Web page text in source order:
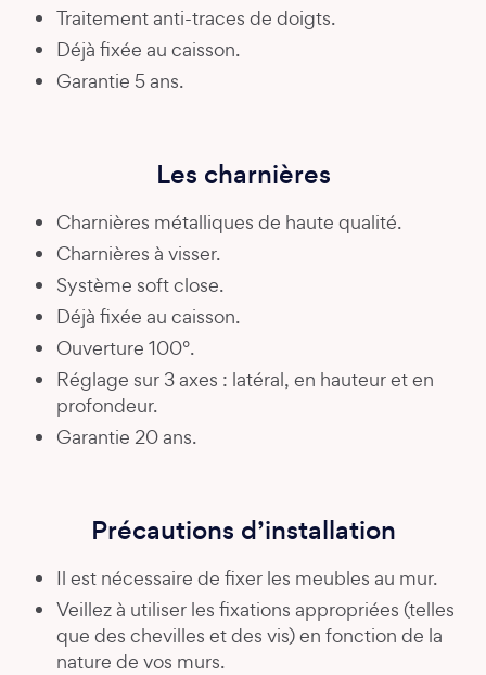
Traitement anti-traces de doigts.
Déjà fixée au caisson.
Garantie 5 ans.
Les charnières
Charnières métalliques de haute qualité.
Charnières à visser.
Système soft close.
Déjà fixée au caisson.
Ouverture 100°.
Réglage sur 3 axes : latéral, en hauteur et en
profondeur.
Garantie 20 ans.
Précautions d’installation
Il est nécessaire de fixer les meubles au mur.
Veillez à utiliser les fixations appropriées (telles
que des chevilles et des vis) en fonction de la
nature de vos murs.